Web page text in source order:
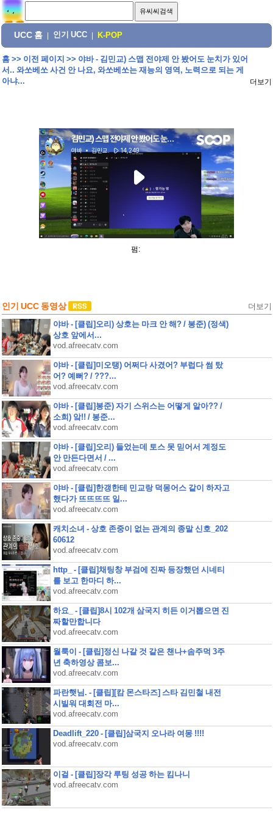
UCC 홈 인기 UCC K-POP
홈>> 이전 페이지 >> 야바 - 김민교) 스맵 전야제 안 봤어도 눈치가 있어
서.. 와쏘베쏘 사건 안 나요, 와쏘베쏘는 재능의 영역, 노력으로 되는 게
아냐...
더보기
펌:
인기 UCC 동영상 더보기
야바 - [클립]오리) 상호는 마크 안 해? / 봉준) (정색)
상호 앞에서...
vod.afreecatv.com
야바 - [클립]미오탱) 어쩌다 사겼어? 부럽다 썸 탔
어? 예뻐? / ???...
vod.afreecatv.com
야바 - [클립]봉준) 자기 스위스는 어떻게 알아?? /
소희) 앜!! / 봉준...
vod.afreecatv.com
야바 - [클립]오리) 들었는데 토스 못 믿어서 계정도
안 만든다면서 / ...
vod.afreecatv.com
야바 - [클립]한갱한테 민교랑 덕몽어스 같이 하자고
했다가 뜨뜨뜨뜨 일...
vod.afreecatv.com
캐치소녀 - 상호 존중이 없는 관계의 종말 신호_202
60612
vod.afreecatv.com
http_ - [클립]채팅창 부검에 진짜 등장했던 시네티
를 보고 한마디 하...
vod.afreecatv.com
하요_ - [클립]8시 102개 삼국지 히든 이거뽑으면 진
짜할만합니다
vod.afreecatv.com
월룩이 - [클립]정신 나갈 것 같은 챈나+솜주먹 3주
년 축하영상 콤보...
vod.afreecatv.com
파란햇님. - [클립][캄 몬스타즈] 스타 김민철 내전
시빌워 대회전 마...
vod.afreecatv.com
Deadlift_220 - [클립]삼국지 오나라 여몽 !!!!
vod.afreecatv.com
이걸 - [클립]장각 루팅 성공 하는 킴나니
vod.afreecatv.com